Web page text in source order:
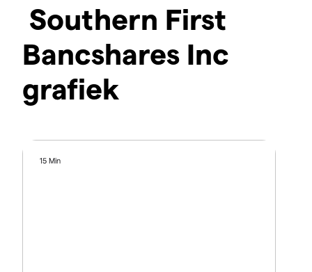
Southern First
Bancshares Inc
grafiek
15 Min